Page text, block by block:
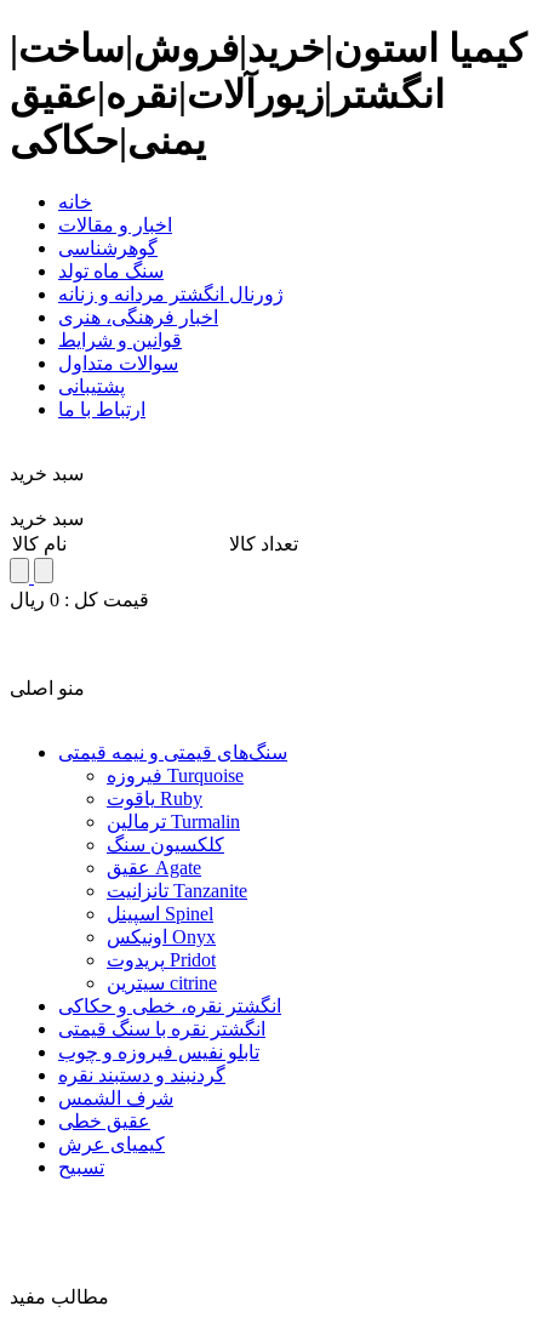
کیمیا استون|خرید|فروش|ساخت|
انگشتر|زیورآلات|نقره|عقیق
یمنی|حکاکی
خانه
اخبار و مقالات
گوهرشناسی
سنگ ماه تولد
ژورنال انگشتر مردانه و زنانه
اخبار فرهنگی، هنری
قوانین و شرایط
سوالات متداول
پشتیبانی
ارتباط با ما
سبد خريد
سبد خرید
نام کالا
تعداد کالا
قيمت کل : 0 ريال
منو اصلی
سنگ‌های قیمتی و نیمه قیمتی
فیروزه Turquoise
یاقوت Ruby
ترمالین Turmalin
کلکسیون سنگ
عقیق Agate
تانزانیت Tanzanite
اسپینل Spinel
اونیکس Onyx
پریدوت Pridot
سیترین citrine
انگشتر نقره، خطی و حکاکی
انگشتر نقره با سنگ قیمتی
تابلو نفیس فیروزه و چوب
گردنبند و دستبند نقره
شرف الشمس
عقیق خطی
کیمیای عرش
تسبیح
مطالب مفید